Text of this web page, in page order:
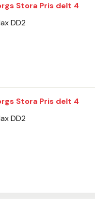
Stora Pris delt 4
DD2
Stora Pris delt 4
DD2